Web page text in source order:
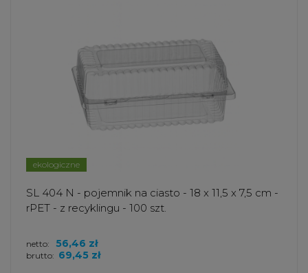
ekologiczne
SL 404 N - pojemnik na ciasto - 18 x 11,5 x 7,5 cm -
rPET - z recyklingu - 100 szt.
brutto: 69,45 zł
netto: 56,46 zł